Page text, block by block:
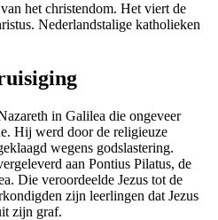
het christendom. Het viert de
Nederlandstalige katholieken
in Galilea die ongeveer
Hij werd door de religieuze
wegens godslastering.
aan Pontius Pilatus, de
Die veroordeelde Jezus tot de
zijn leerlingen dat Jezus
zijn graf.